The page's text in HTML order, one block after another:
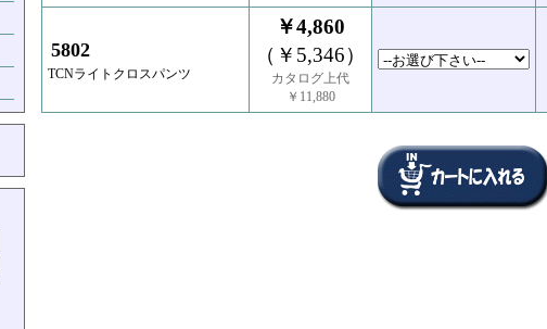
5802
TCNライトクロスパンツ
￥4,860
（￥5,346）
カタログ上代
￥11,880